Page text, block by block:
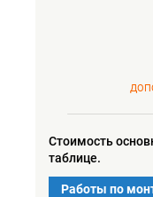
Стоимость
таблице.
Работы по